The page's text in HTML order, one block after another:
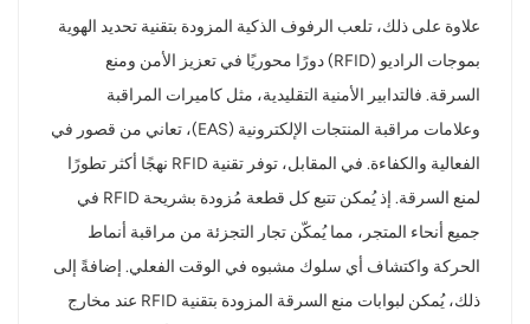
علاوة على ذلك، تلعب الرفوف الذكية المزودة بتقنية تحديد الهوية
بموجات الراديو (RFID) دورًا محوريًا في تعزيز الأمن ومنع
السرقة. فالتدابير الأمنية التقليدية، مثل كاميرات المراقبة
وعلامات مراقبة المنتجات الإلكترونية (EAS)، تعاني من قصور في
الفعالية والكفاءة. في المقابل، توفر تقنية RFID نهجًا أكثر تطورًا
لمنع السرقة. إذ يُمكن تتبع كل قطعة مُزودة بشريحة RFID في
جميع أنحاء المتجر، مما يُمكّن تجار التجزئة من مراقبة أنماط
الحركة واكتشاف أي سلوك مشبوه في الوقت الفعلي. إضافةً إلى
ذلك، يُمكن لبوابات منع السرقة المزودة بتقنية RFID عند مخارج